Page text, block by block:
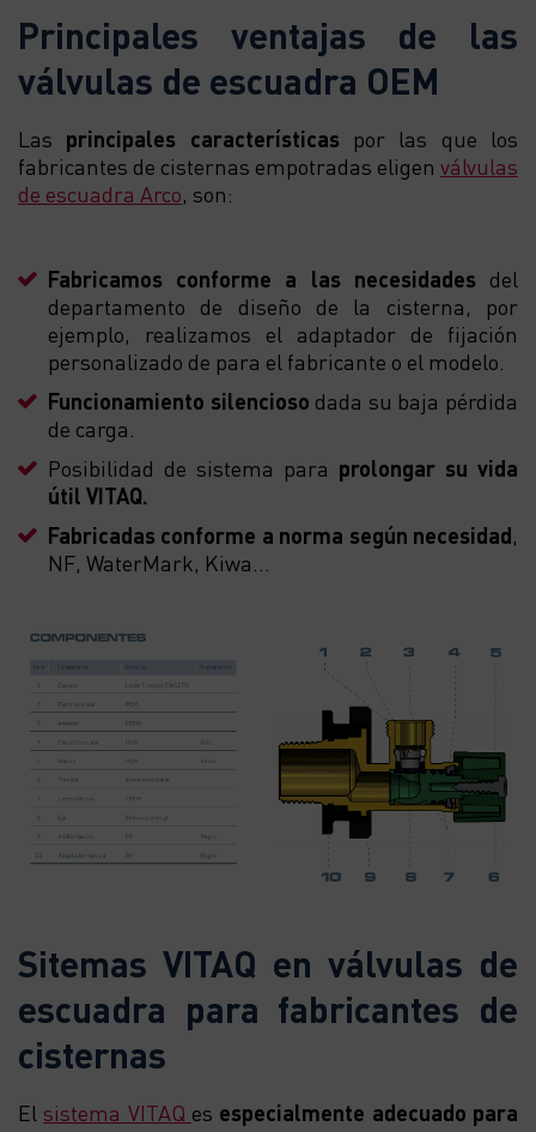
Principales ventajas de las
válvulas de escuadra OEM
Las principales características por las que los
fabricantes de cisternas empotradas eligen válvulas
de escuadra Arco, son:
Fabricamos conforme a las necesidades del
departamento de diseño de la cisterna, por
ejemplo, realizamos el adaptador de fijación
personalizado de para el fabricante o el modelo.
Funcionamiento silencioso dada su baja pérdida
de carga.
Posibilidad de sistema para prolongar su vida
útil VITAQ.
Fabricadas conforme a norma según necesidad,
NF, WaterMark, Kiwa…
Sitemas VITAQ en válvulas de
escuadra para fabricantes de
cisternas
El sistema VITAQ es especialmente adecuado para